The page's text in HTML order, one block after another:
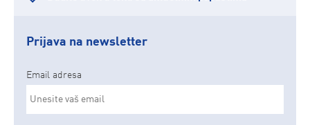
Prijava na newsletter
Email adresa